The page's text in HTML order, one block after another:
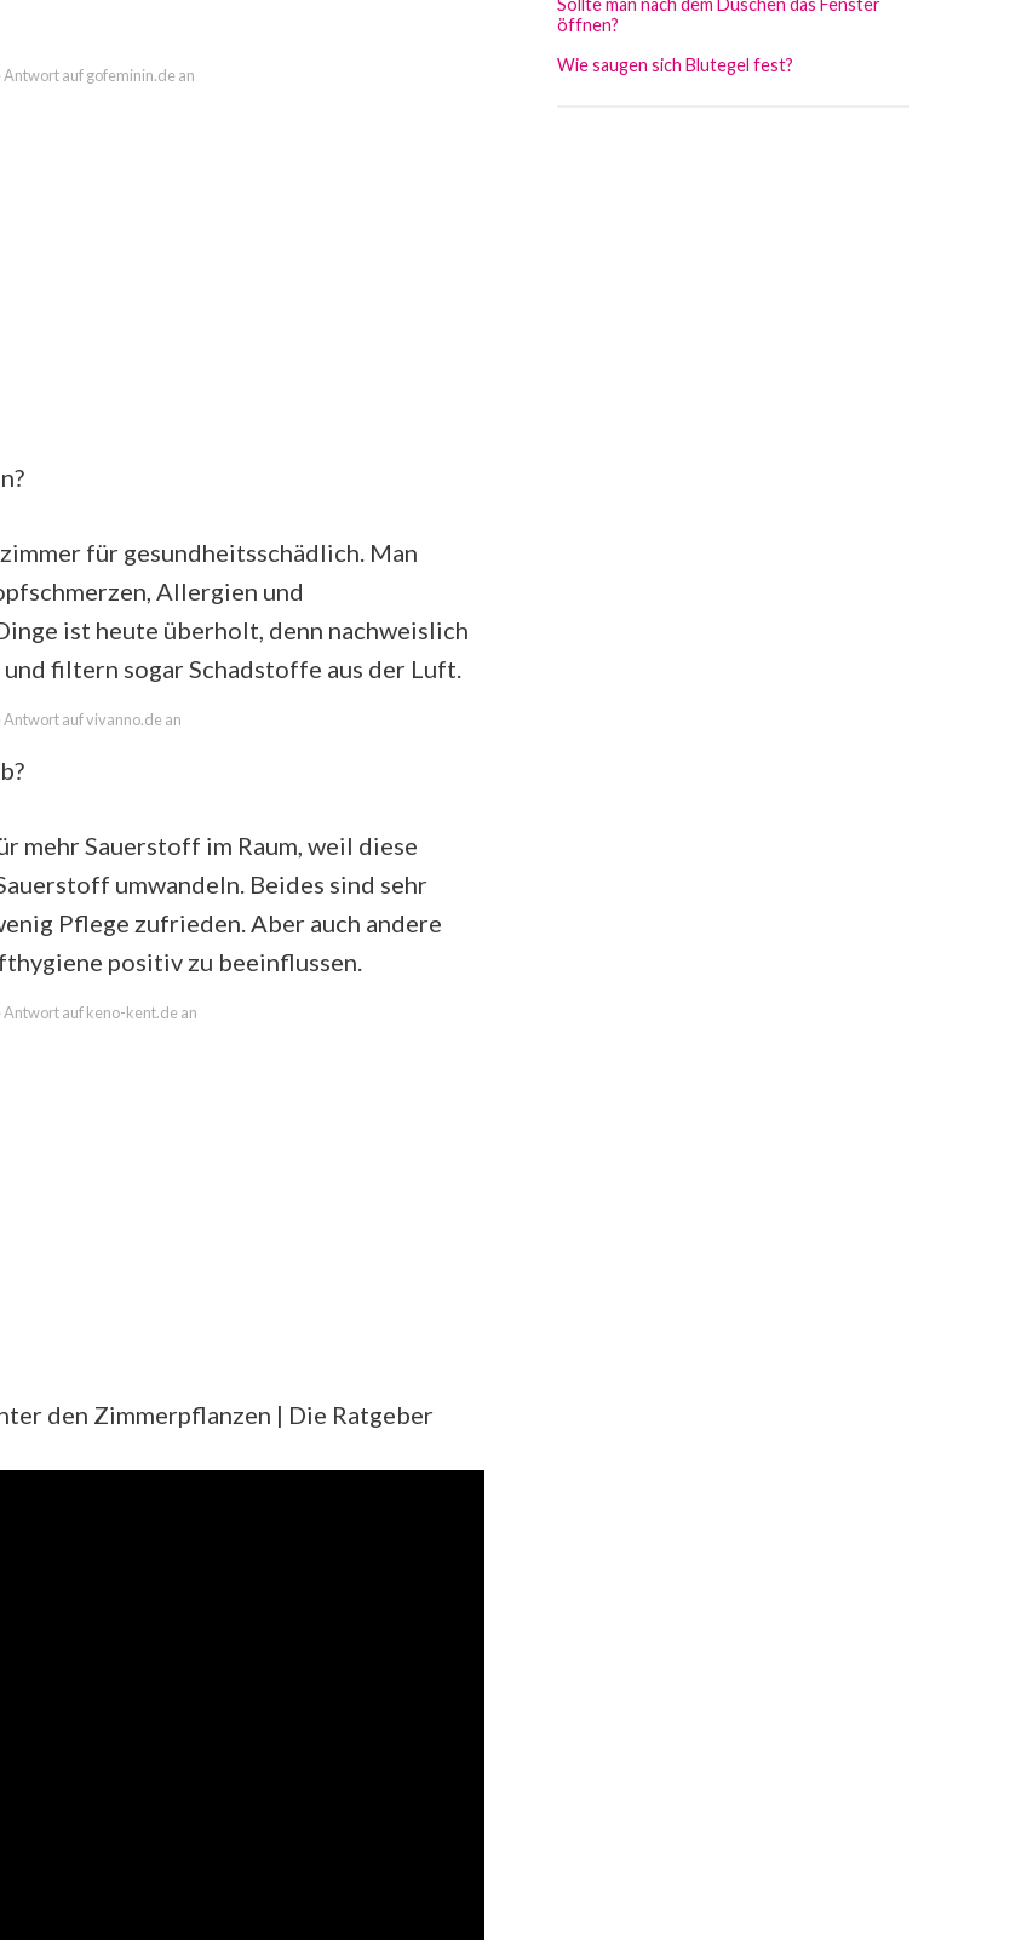
Antwort auf gofeminin.de an
für gesundheitsschädlich. Man
Allergien und
ist heute überholt, denn nachweislich
filtern sogar Schadstoffe aus der Luft.
Antwort auf vivanno.de an
mehr Sauerstoff im Raum, weil diese
umwandeln. Beides sind sehr
Pflege zufrieden. Aber auch andere
positiv zu beeinflussen.
Antwort auf keno-kent.de an
den Zimmerpflanzen | Die Ratgeber
Sollte man nach dem Duschen das Fenster
öffnen?
Wie saugen sich Blutegel fest?